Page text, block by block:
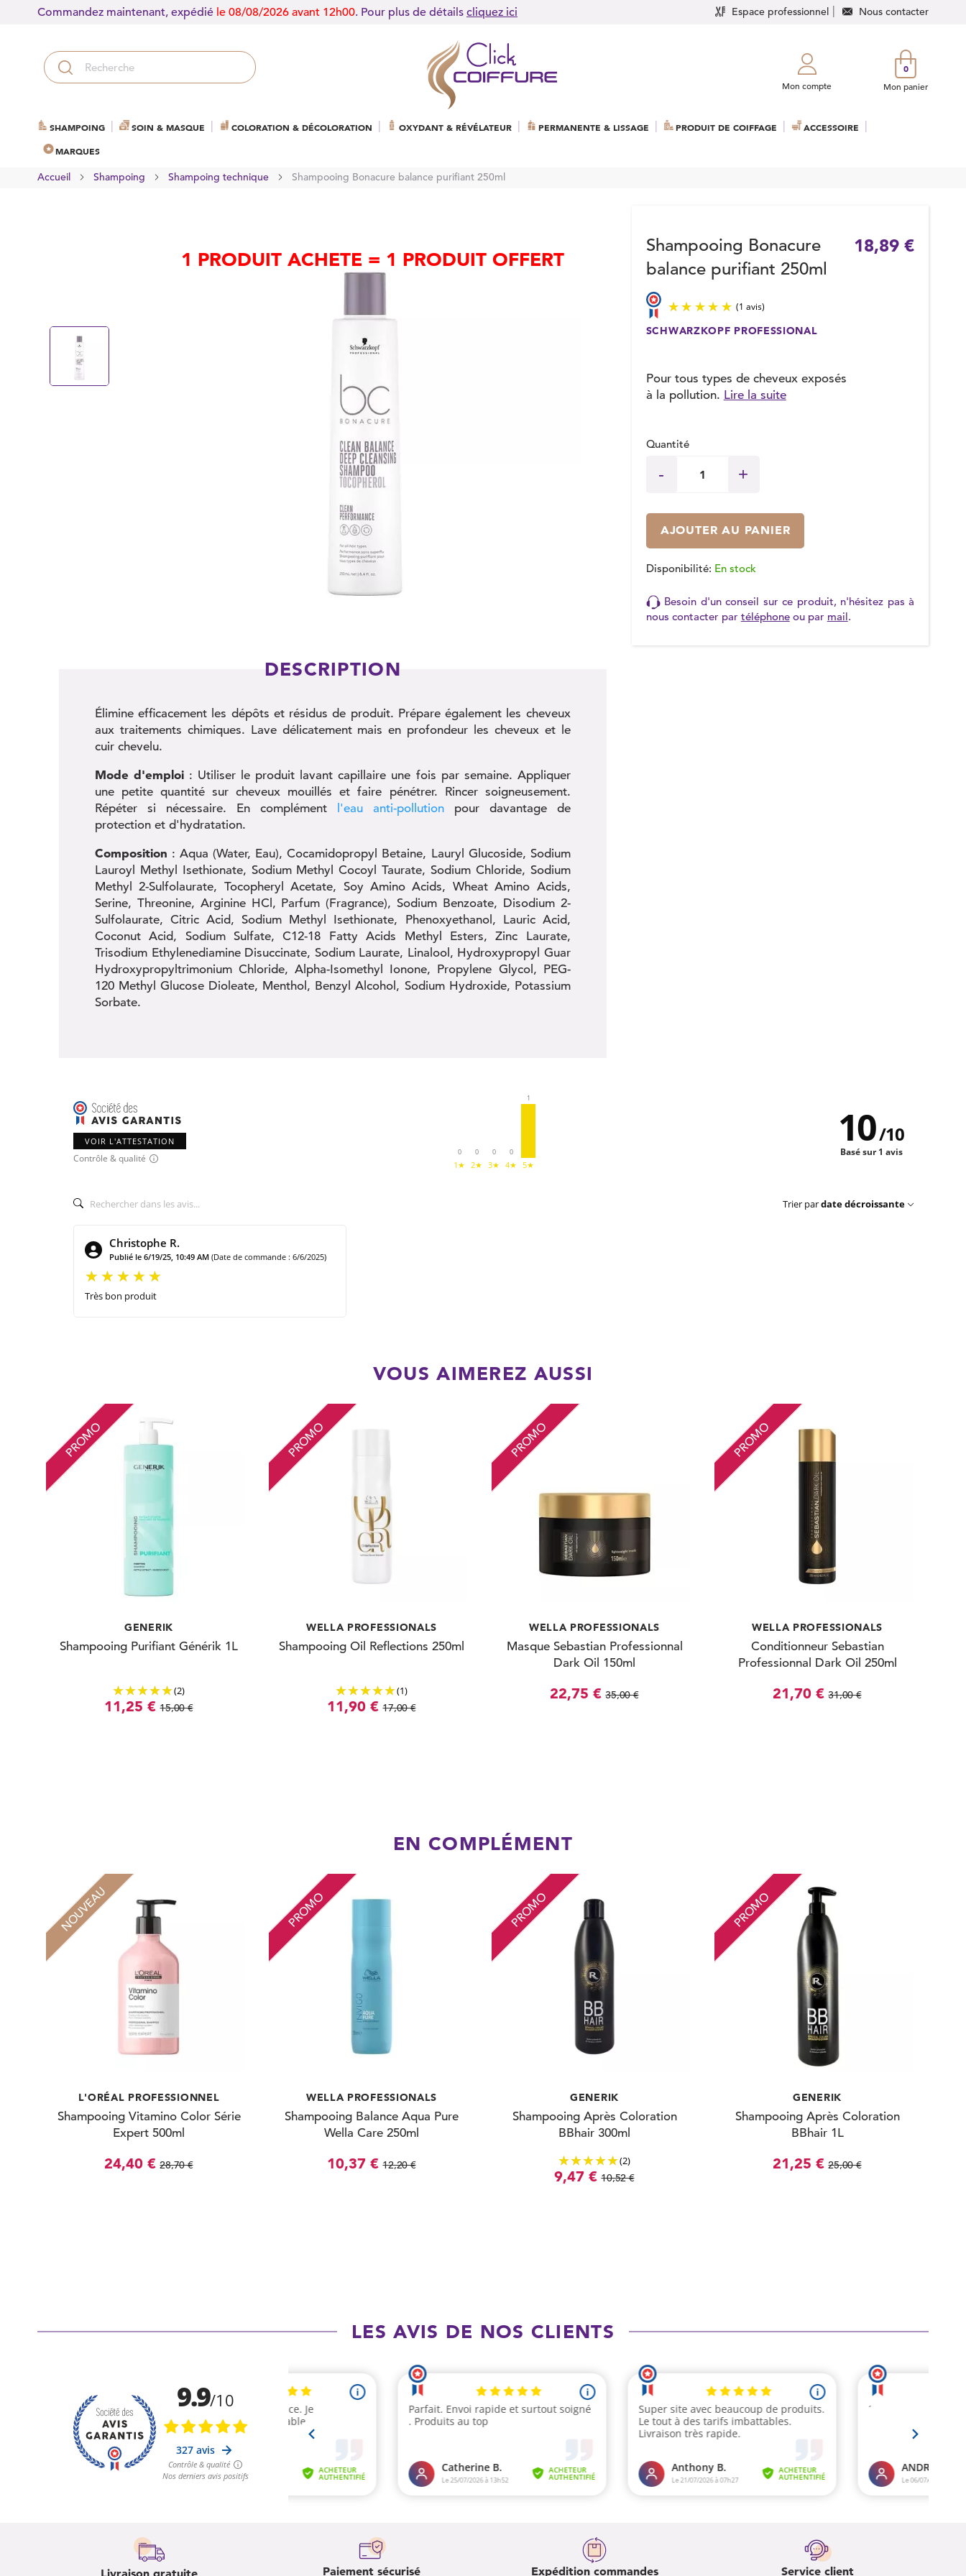
Commandez maintenant, expédié le 08/08/2026 avant 12h00. Pour plus de détails cliquez ici Espace professionnel Nous contacter
Mon compte
0
Mon panier
SHAMPOING SOIN & MASQUE COLORATION & DÉCOLORATION OXYDANT & RÉVÉLATEUR PERMANENTE & LISSAGE PRODUIT DE COIFFAGE ACCESSOIRE
MARQUES
Accueil Shampoing Shampoing technique Shampooing Bonacure balance purifiant 250ml
1 PRODUIT ACHETÉ = 1 PRODUIT OFFERT
Shampooing Bonacure
balance purifiant 250ml
SCHWARZKOPF PROFESSIONAL
Pour tous types de cheveux exposés
à la pollution. Lire la suite
18,89 €
Quantité
AJOUTER AU PANIER
Disponibilité: En stock
Besoin d'un conseil sur ce produit, n'hésitez pas à
nous contacter par téléphoneou par mail.
DESCRIPTION
Élimine efficacement les dépôts et résidus de produit. Prépare également les cheveux
aux traitements chimiques. Lave délicatement mais en profondeur les cheveux et le
cuir chevelu.
Mode d'emploi : Utiliser le produit lavant capillaire une fois par semaine. Appliquer
une petite quantité sur cheveux mouillés et faire pénétrer. Rincer soigneusement.
Répéter si nécessaire. En complément
l'eau anti-pollutionpour davantage de
protection et d'hydratation.
Composition : Aqua (Water, Eau), Cocamidopropyl Betaine, Lauryl Glucoside, Sodium
Lauroyl Methyl Isethionate, Sodium Methyl Cocoyl Taurate, Sodium Chloride, Sodium
Methyl 2-Sulfolaurate, Tocopheryl Acetate, Soy Amino Acids, Wheat Amino Acids,
Serine, Threonine, Arginine HCl, Parfum (Fragrance), Sodium Benzoate, Disodium 2-
Sulfolaurate, Citric Acid, Sodium Methyl Isethionate, Phenoxyethanol, Lauric Acid,
Coconut Acid, Sodium Sulfate, C12-18 Fatty Acids Methyl Esters, Zinc Laurate,
Trisodium Ethylenediamine Disuccinate, Sodium Laurate, Linalool, Hydroxypropyl Guar
Hydroxypropyltrimonium Chloride, Alpha-Isomethyl Ionone, Propylene Glycol, PEG-
120 Methyl Glucose Dioleate, Menthol, Benzyl Alcohol, Sodium Hydroxide, Potassium
Sorbate.
VOIR L'ATTESTATION
Contrôle & qualité
0
1★
0
2★
0
3★
0
4★
1
5★
10/10
Basé sur 1 avis
Trier pardate décroissante
Christophe R.
Publié le 6/19/25, 10:49 AM (Date de commande : 6/6/2025)
Très bon produit
VOUS AIMEREZ AUSSI
PROMO
GENERIK
Shampooing Purifiant Générik 1L
(2)
11,25 € 15,00 €
PROMO
WELLA PROFESSIONALS
Shampooing Oil Reflections 250ml
(1)
11,90 € 17,00 €
PROMO
WELLA PROFESSIONALS
Masque Sebastian Professionnal
Dark Oil 150ml
22,75 € 35,00 €
PROMO
WELLA PROFESSIONALS
Conditionneur Sebastian
Professionnal Dark Oil 250ml
21,70 € 31,00 €
EN COMPLÉMENT
NOUVEAU
L'ORÉAL PROFESSIONNEL
Shampooing Vitamino Color Série
Expert 500ml
24,40 € 28,70 €
PROMO
WELLA PROFESSIONALS
Shampooing Balance Aqua Pure
Wella Care 250ml
10,37 € 12,20 €
PROMO
GENERIK
Shampooing Après Coloration
BBhair 300ml
(2)
9,47 € 10,52 €
PROMO
GENERIK
Shampooing Après Coloration
BBhair 1L
21,25 € 25,00 €
LES AVIS DE NOS CLIENTS
Livraison gratuite Paiement sécurisé Expédition commandes Service client